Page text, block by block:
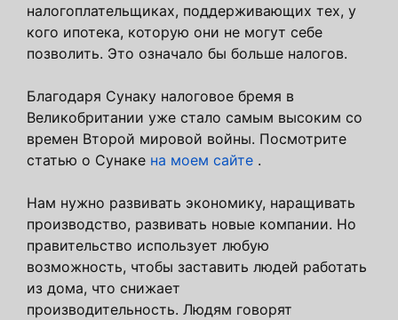
налогоплательщиках, поддерживающих тех, у
кого ипотека, которую они не могут себе
позволить. Это означало бы больше налогов.
Благодаря Сунаку налоговое бремя в
Великобритании уже стало самым высоким со
времен Второй мировой войны. Посмотрите
статью о Сунаке на моем сайте .
Нам нужно развивать экономику, наращивать
производство, развивать новые компании. Но
правительство использует любую
возможность, чтобы заставить людей работать
из дома, что снижает
производительность. Людям говорят